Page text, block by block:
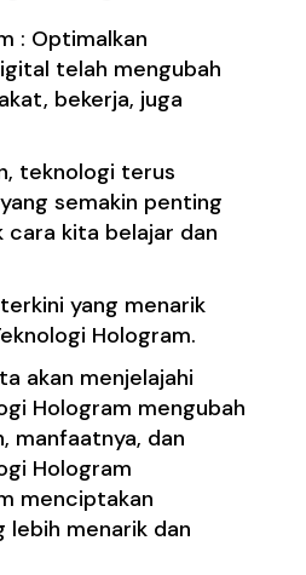
: Optimalkan
telah mengubah
bekerja, juga
teknologi terus
semakin penting
kita belajar dan
yang menarik
Hologram.
akan menjelajahi
Hologram mengubah
manfaatnya, dan
Hologram
menciptakan
lebih menarik dan